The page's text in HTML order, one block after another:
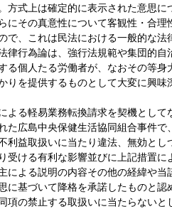
方式上は確定的に表示された意思に
にその真意性について客観性・合
で、これは民法における一般的な
律行為論は、強行法規範や集団的
る個人たる労働者が、なおその等
りを提供するものとして大変に興味
よる軽易業務転換請求を契機とし
た広島中央保健生活協同組合事件
利益取扱いに当たり違法、無効と
受ける有利な影響並びに上記措置
による説明の内容その他の経緯や
に基づいて降格を承諾したものと認
項の禁止する取扱いに当たらない